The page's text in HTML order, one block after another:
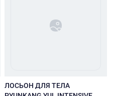
ЛОСЬОН ДЛЯ ТЕЛА